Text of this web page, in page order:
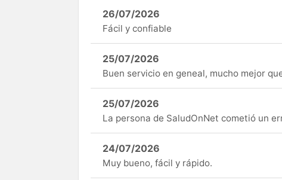
26/07/2026
Fácil y confiable
25/07/2026
Buen servicio en geneal, mucho mejor
25/07/2026
La persona de SaludOnNet cometió un
24/07/2026
Muy bueno, fácil y rápido.